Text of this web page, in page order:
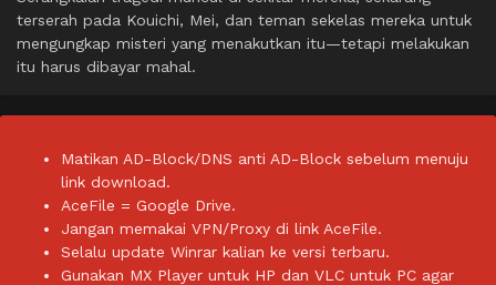
terserah pada Kouichi, Mei, dan teman sekelas mereka untuk
mengungkap misteri yang menakutkan itu—tetapi melakukan
itu harus dibayar mahal.
Matikan AD-Block/DNS anti AD-Block sebelum menuju
link download.
AceFile = Google Drive.
Jangan memakai VPN/Proxy di link AceFile.
Selalu update Winrar kalian ke versi terbaru.
Gunakan MX Player untuk HP dan VLC untuk PC agar